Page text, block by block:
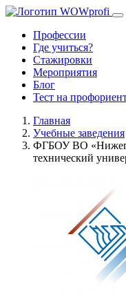
Профессии
Где учиться?
Стажировки
Мероприятия
Блог
Тест на
Главная
Учебные заведения
ФГБОУ ВО
технический